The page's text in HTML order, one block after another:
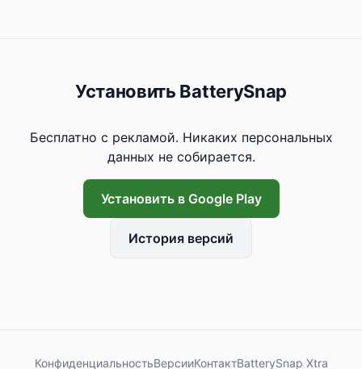
Установить BatterySnap
Бесплатно с рекламой. Никаких персональных
данных не собирается.
Установить в Google Play
История версий
КонфиденциальностьВерсииКонтактBatterySnap Xtra